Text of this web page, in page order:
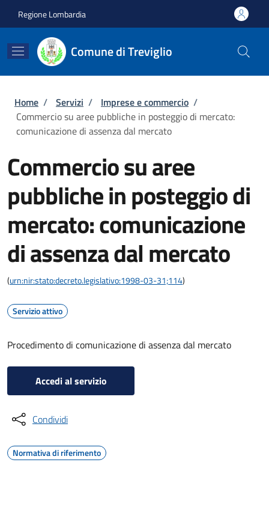
Regione Lombardia
Comune di Treviglio
Briciole di pane
Home / Servizi / Imprese e commercio /
Commercio su aree pubbliche in posteggio di mercato:
comunicazione di assenza dal mercato
Commercio su aree
pubbliche in posteggio di
mercato: comunicazione
di assenza dal mercato
(urn:nir:stato:decreto.legislativo:1998-03-31;114)
Servizio attivo
Procedimento di comunicazione di assenza dal mercato
Accedi al servizio
Condividi
Normativa di riferimento